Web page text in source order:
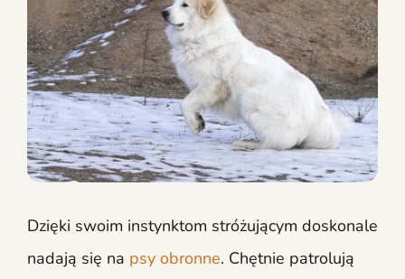
Dzięki swoim instynktom stróżującym doskonale
nadają się na psy obronne. Chętnie patrolują